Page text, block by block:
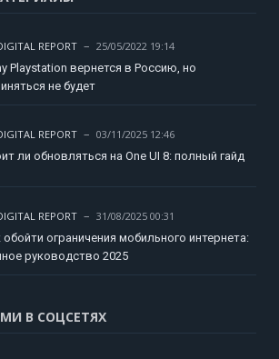
REPORT
25/05/2022 19:14
Playstation вернется в Россию, но
не будет
REPORT
03/11/2025 12:46
ли обновляться на One UI 8: полный гайд
REPORT
31/08/2025 00:31
обойти ограничения мобильного интернета:
руководство 2025
В СОЦСЕТЯХ